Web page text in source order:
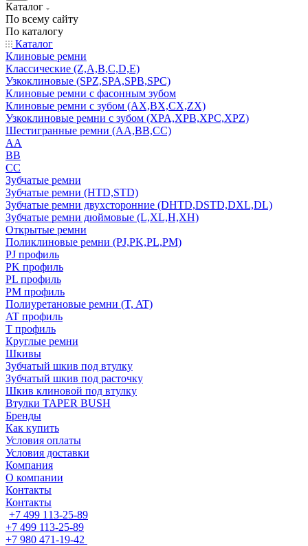
Каталог
По всему сайту
По каталогу
Каталог
Клиновые ремни
Классические (Z,A,B,C,D,E)
Узкоклиновые (SPZ,SPA,SPB,SPC)
Клиновые ремни с фасонным зубом
Клиновые ремни с зубом (AX,BX,CX,ZX)
Узкоклиновые ремни с зубом (XPA,XPB,XPC,XPZ)
Шестигранные ремни (AA,BB,CC)
AA
BB
CC
Зубчатые ремни
Зубчатые ремни (HTD,STD)
Зубчатые ремни двухсторонние (DHTD,DSTD,DXL,DL)
Зубчатые ремни дюймовые (L,XL,H,XH)
Открытые ремни
Поликлиновые ремни (PJ,PK,PL,PM)
PJ профиль
PK профиль
PL профиль
PM профиль
Полиуретановые ремни (T, AT)
AT профиль
T профиль
Круглые ремни
Шкивы
Зубчатый шкив под втулку
Зубчатый шкив под расточку
Шкив клиновой под втулку
Втулки TAPER BUSH
Бренды
Как купить
Условия оплаты
Условия доставки
Компания
О компании
Контакты
Контакты
+7 499 113-25-89
+7 499 113-25-89
+7 980 471-19-42